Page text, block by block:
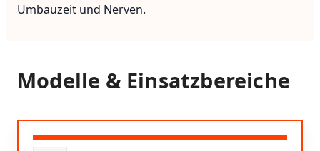
Umbauzeit und Nerven.
Modelle & Einsatzbereiche